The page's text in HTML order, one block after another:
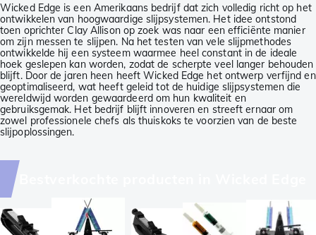
Wicked Edge is een Amerikaans bedrijf dat zich volledig richt op het
ontwikkelen van hoogwaardige slijpsystemen. Het idee ontstond
toen oprichter Clay Allison op zoek was naar een efficiënte manier
om zijn messen te slijpen. Na het testen van vele slijpmethodes
ontwikkelde hij een systeem waarmee heel constant in de ideale
hoek geslepen kan worden, zodat de scherpte veel langer behouden
blijft. Door de jaren heen heeft Wicked Edge het ontwerp verfijnd en
geoptimaliseerd, wat heeft geleid tot de huidige slijpsystemen die
wereldwijd worden gewaardeerd om hun kwaliteit en
gebruiksgemak. Het bedrijf blijft innoveren en streeft ernaar om
zowel professionele chefs als thuiskoks te voorzien van de beste
slijpoplossingen.